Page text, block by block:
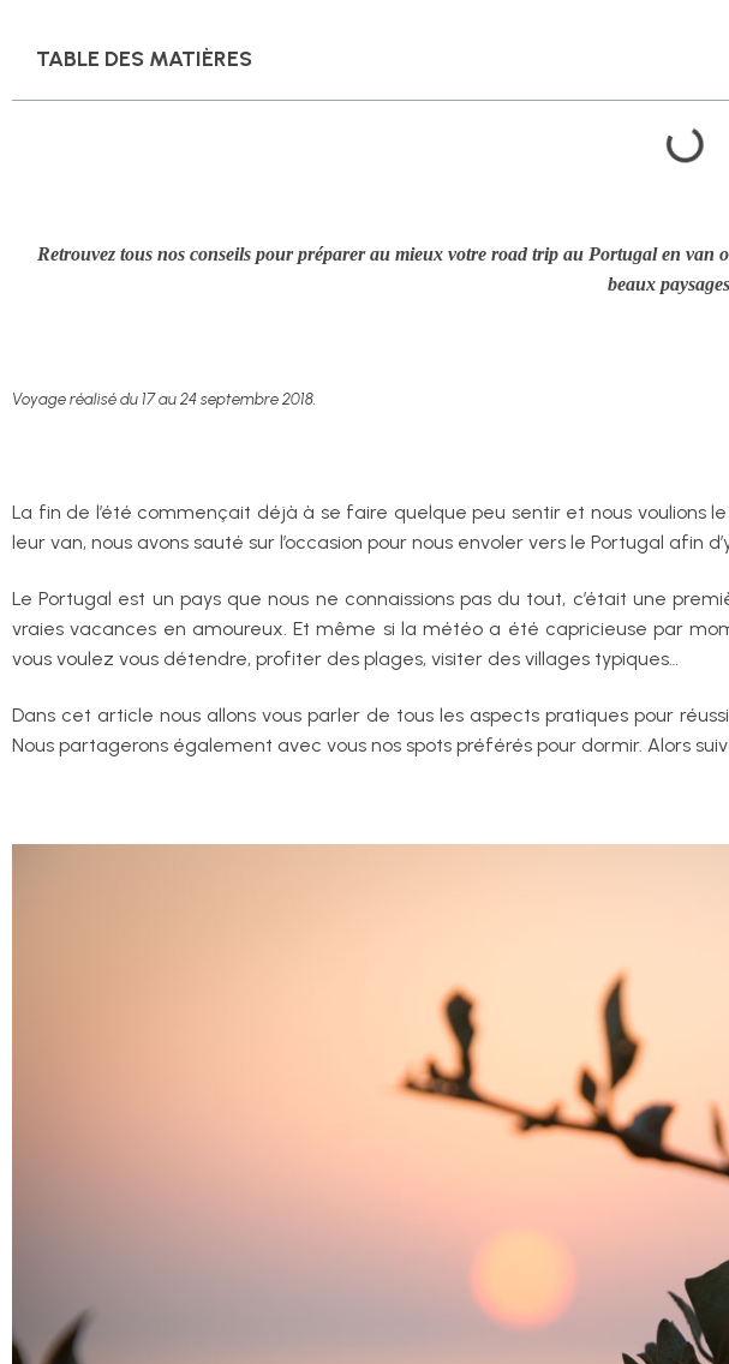
TABLE DES MATIÈRES
Retrouvez tous nos conseils pour préparer au mieux votre road trip au Portugal en
beaux
Voyage réalisé du 17 au 24 septembre 2018.
La fin de l’été commençait déjà à se faire quelque peu sentir et nous voulions
leur van, nous avons sauté sur l’occasion pour nous envoler vers le Portugal afin
Le Portugal est un pays que nous ne connaissions pas du tout, c’était une
vraies vacances en amoureux. Et même si la météo a été capricieuse par
vous voulez vous détendre, profiter des plages, visiter des villages typiques…
Dans cet article nous allons vous parler de tous les aspects pratiques pour
Nous partagerons également avec vous nos spots préférés pour dormir. Alors